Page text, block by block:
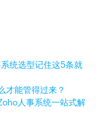
统选型记住这5条就
才能管得过来？
人事系统一站式解